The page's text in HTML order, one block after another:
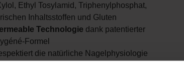
Ethyl Tosylamid, Triphenylphosphat,
Inhaltsstoffen und Gluten
Technologie dank patentierter
Formel
die natürliche Nagelphysiologie